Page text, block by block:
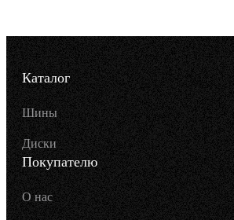
Каталог
Шины
Диски
Покупателю
О нас